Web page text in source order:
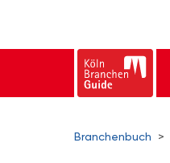
Branchenbuch >